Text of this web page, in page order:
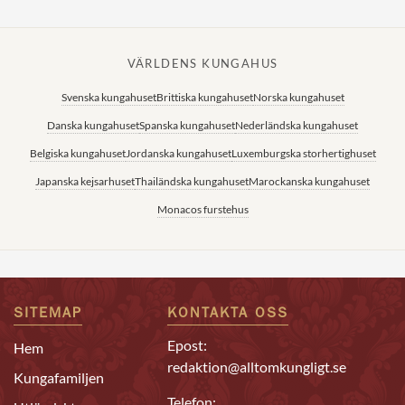
VÄRLDENS KUNGAHUS
Svenska kungahusetBrittiska kungahusetNorska kungahuset
Danska kungahusetSpanska kungahusetNederländska kungahuset
Belgiska kungahusetJordanska kungahusetLuxemburgska storhertighuset
Japanska kejsarhusetThailändska kungahusetMarockanska kungahuset
Monacos furstehus
SITEMAP
Hem
Kungafamiljen
KONTAKTA OSS
Epost:
redaktion@alltomkungligt.se